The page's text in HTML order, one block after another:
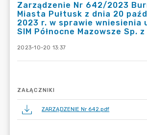
Zarządzenie Nr 642/2023
Miasta Pułtusk z dnia 20
2023 r. w sprawie wniesienia
SIM Północne Mazowsze Sp. z
2023-10-20 13:37
ZAŁĄCZNIKI
ZARZĄDZENIE Nr 642.pdf